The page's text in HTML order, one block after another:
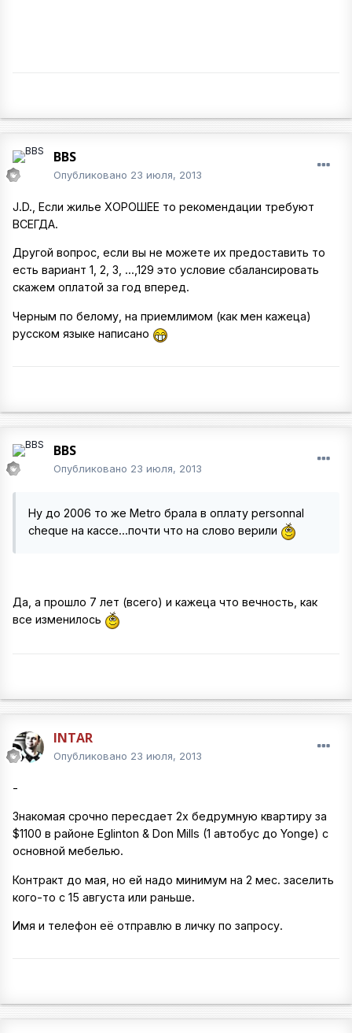
BBS
Опубликовано 23 июля, 2013
J.D., Если жилье ХОРОШЕЕ то рекомендации требуют
ВСЕГДА.
Другой вопрос, если вы не можете их предоставить то
есть вариант 1, 2, 3, ...,129 это условие сбалансировать
скажем оплатой за год вперед.
Черным по белому, на приемлимом (как мен кажеца)
русском языке написано
BBS
Опубликовано 23 июля, 2013
Ну до 2006 то же Metro брала в оплату personnal
cheque на кассе...почти что на слово верили
Да, а прошло 7 лет (всего) и кажеца что вечность, как
все изменилось
INTAR
Опубликовано 23 июля, 2013
-
Знакомая срочно пересдает 2х бедрумную квартиру за
$1100 в районе Eglinton & Don Mills (1 автобус до Yonge) с
основной мебелью.
Контракт до мая, но ей надо минимум на 2 мес. заселить
кого-то с 15 августа или раньше.
Имя и телефон её отправлю в личку по запросу.